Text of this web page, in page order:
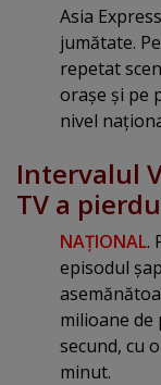
Asia
jumătate.
repetat
oraşe şi pe
nivel
Intervalul
TV a
NAŢIONAL.
episodul
milioane de
secund, cu
minut.